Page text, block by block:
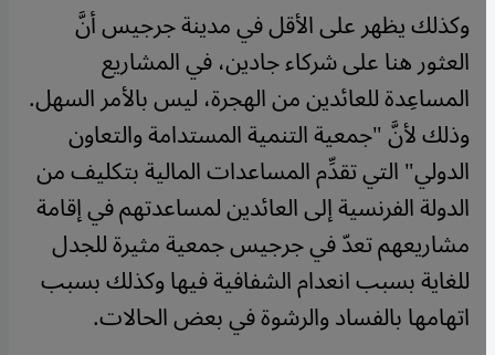
وكذلك يظهر على الأقل في مدينة جرجيس أنَّ
العثور هنا على شركاء جادين، في المشاريع
المساعِدة للعائدين من الهجرة، ليس بالأمر السهل.
وذلك لأنَّ "جمعية التنمية المستدامة والتعاون
الدولي" التي تقدِّم المساعدات المالية بتكليف من
الدولة الفرنسية إلى العائدين لمساعدتهم في إقامة
مشاريعهم تعدّ في جرجيس جمعية مثيرة للجدل
للغاية بسبب انعدام الشفافية فيها وكذلك بسبب
اتهامها بالفساد والرشوة في بعض الحالات.